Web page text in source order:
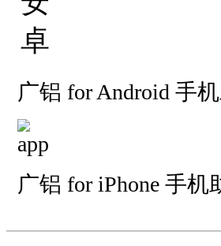
广铝 for Android 手
广铝 for iPhone 手机